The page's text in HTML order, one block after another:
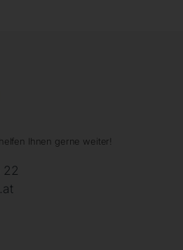
Ihnen gerne weiter!
22